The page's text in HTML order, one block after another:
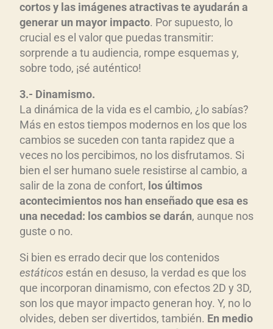
cortos y las imágenes atractivas te ayudarán a
generar un mayor impacto. Por supuesto, lo
crucial es el valor que puedas transmitir:
sorprende a tu audiencia, rompe esquemas y,
sobre todo, ¡sé auténtico!
3.- Dinamismo.
La dinámica de la vida es el cambio, ¿lo sabías?
Más en estos tiempos modernos en los que los
cambios se suceden con tanta rapidez que a
veces no los percibimos, no los disfrutamos. Si
bien el ser humano suele resistirse al cambio, a
salir de la zona de confort, los últimos
acontecimientos nos han enseñado que esa es
una necedad: los cambios se darán, aunque nos
guste o no.
Si bien es errado decir que los contenidos
estáticos están en desuso, la verdad es que los
que incorporan dinamismo, con efectos 2D y 3D,
son los que mayor impacto generan hoy. Y, no lo
olvides, deben ser divertidos, también. En medio